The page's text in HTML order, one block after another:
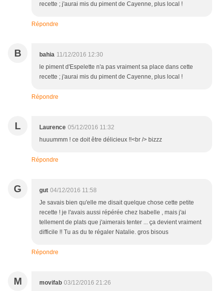
recette ; j'aurai mis du piment de Cayenne, plus local !
Répondre
B bahia 11/12/2016 12:30
le piment d'Espelette n'a pas vraiment sa place dans cette
recette ; j'aurai mis du piment de Cayenne, plus local !
Répondre
L Laurence 05/12/2016 11:32
huuummm ! ce doit être délicieux !!<br /> bizzz
Répondre
G gut 04/12/2016 11:58
Je savais bien qu'elle me disait quelque chose cette petite
recette ! je l'avais aussi répérée chez Isabelle , mais j'ai
tellement de plats que j'aimerais tenter ... ça devient vraiment
difficile !! Tu as du te régaler Natalie. gros bisous
Répondre
M movifab 03/12/2016 21:26